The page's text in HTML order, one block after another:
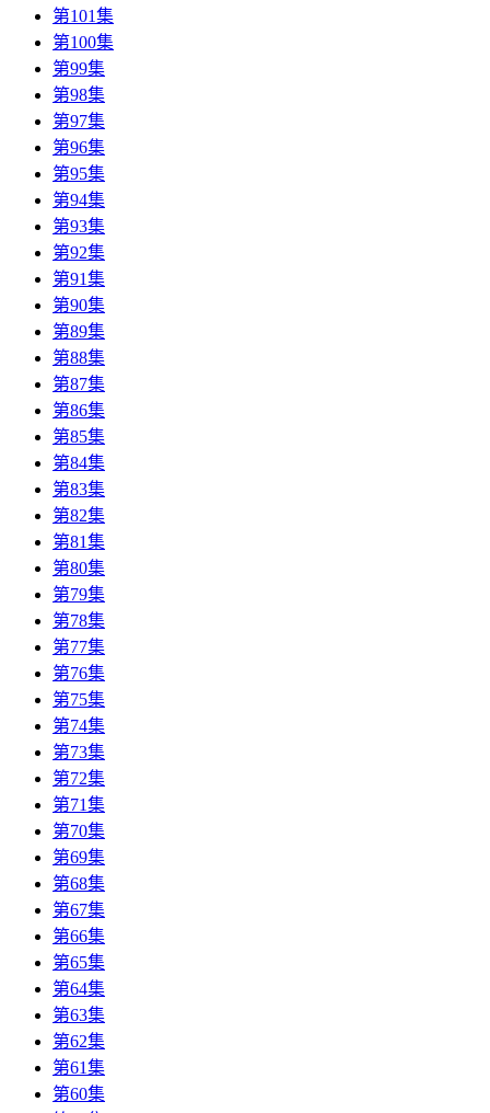
第101集
第100集
第99集
第98集
第97集
第96集
第95集
第94集
第93集
第92集
第91集
第90集
第89集
第88集
第87集
第86集
第85集
第84集
第83集
第82集
第81集
第80集
第79集
第78集
第77集
第76集
第75集
第74集
第73集
第72集
第71集
第70集
第69集
第68集
第67集
第66集
第65集
第64集
第63集
第62集
第61集
第60集